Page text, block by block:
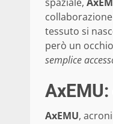
tessuto si
però un
semplice
AxEMU,